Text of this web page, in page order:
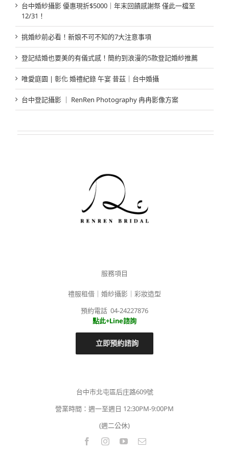
台中婚紗攝影 優惠現折$5000｜年末回饋感謝祭 僅此一檔至
12/31！
挑婚紗前必看！新娘不可不知的7大注意事項
登記結婚也要美的有儀式感！簡約到浪漫的5款登記婚紗推薦
唯愛庭園 | 彰化 婚禮紀錄 午宴 昔茲｜台中婚攝
台中登記攝影 ｜ RenRen Photography 冉冉影像方案
服務項目
禮服租借｜婚紗攝影｜彩妝造型
預約電話 04-24227876
點此+Line諮詢
立即預約諮詢
台中市北屯區后庄路609號
營業時間：週一至週日 12:30PM-9:00PM
(週二公休)